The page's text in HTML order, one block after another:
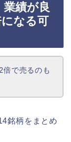
業績が良
なる可
倍で売るのも
銘柄をまとめ